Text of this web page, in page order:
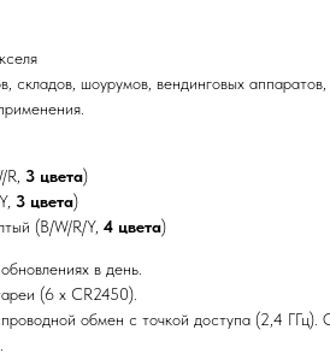
складов, шоурумов, вендинговых аппаратов,
3 цвета)
3 цвета)
(B/W/R/Y, 4 цвета)
в день.
(6 x CR2450).
обмен с точкой доступа (2,4 ГГц).